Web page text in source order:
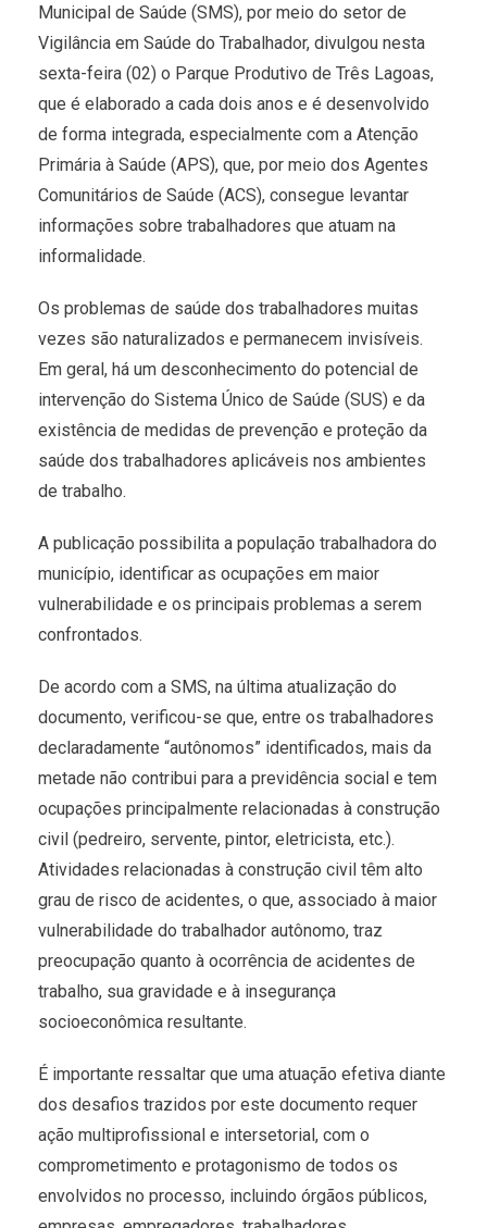
Municipal de Saúde (SMS), por meio do setor de
Vigilância em Saúde do Trabalhador, divulgou nesta
sexta-feira (02) o Parque Produtivo de Três Lagoas,
que é elaborado a cada dois anos e é desenvolvido
de forma integrada, especialmente com a Atenção
Primária à Saúde (APS), que, por meio dos Agentes
Comunitários de Saúde (ACS), consegue levantar
informações sobre trabalhadores que atuam na
informalidade.
Os problemas de saúde dos trabalhadores muitas
vezes são naturalizados e permanecem invisíveis.
Em geral, há um desconhecimento do potencial de
intervenção do Sistema Único de Saúde (SUS) e da
existência de medidas de prevenção e proteção da
saúde dos trabalhadores aplicáveis nos ambientes
de trabalho.
A publicação possibilita a população trabalhadora do
município, identificar as ocupações em maior
vulnerabilidade e os principais problemas a serem
confrontados.
De acordo com a SMS, na última atualização do
documento, verificou-se que, entre os trabalhadores
declaradamente “autônomos” identificados, mais da
metade não contribui para a previdência social e tem
ocupações principalmente relacionadas à construção
civil (pedreiro, servente, pintor, eletricista, etc.).
Atividades relacionadas à construção civil têm alto
grau de risco de acidentes, o que, associado à maior
vulnerabilidade do trabalhador autônomo, traz
preocupação quanto à ocorrência de acidentes de
trabalho, sua gravidade e à insegurança
socioeconômica resultante.
É importante ressaltar que uma atuação efetiva diante
dos desafios trazidos por este documento requer
ação multiprofissional e intersetorial, com o
comprometimento e protagonismo de todos os
envolvidos no processo, incluindo órgãos públicos,